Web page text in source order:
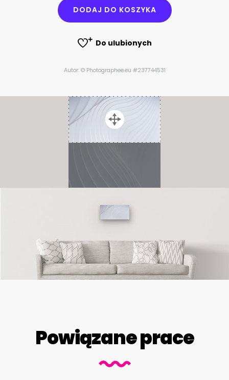
DODAJ DO KOSZYKA
Do ulubionych
Autor: © Photographee.eu #237744531
Powiązane prace